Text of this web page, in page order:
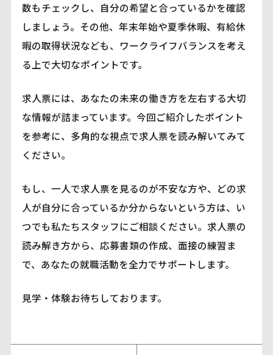
数もチェックし、自分の希望と合っているかを確認
しましょう。その他、年末年始や夏季休暇、有給休
暇の取得状況なども、ワークライフバランスを考え
る上で大切なポイントです。
求人票には、あなたの未来の働き方を左右する大切
な情報が詰まっています。今回ご紹介したポイント
を参考に、多角的な視点で求人票を読み解いてみて
ください。
もし、一人で求人票を見るのが不安な方や、どの求
人が自分に合っているか分からないという方は、い
つでも私たちスタッフにご相談ください。求人票の
読み解き方から、応募書類の作成、面接の練習ま
で、あなたの就職活動を全力でサポートします。
見学・体験お待ちしております。